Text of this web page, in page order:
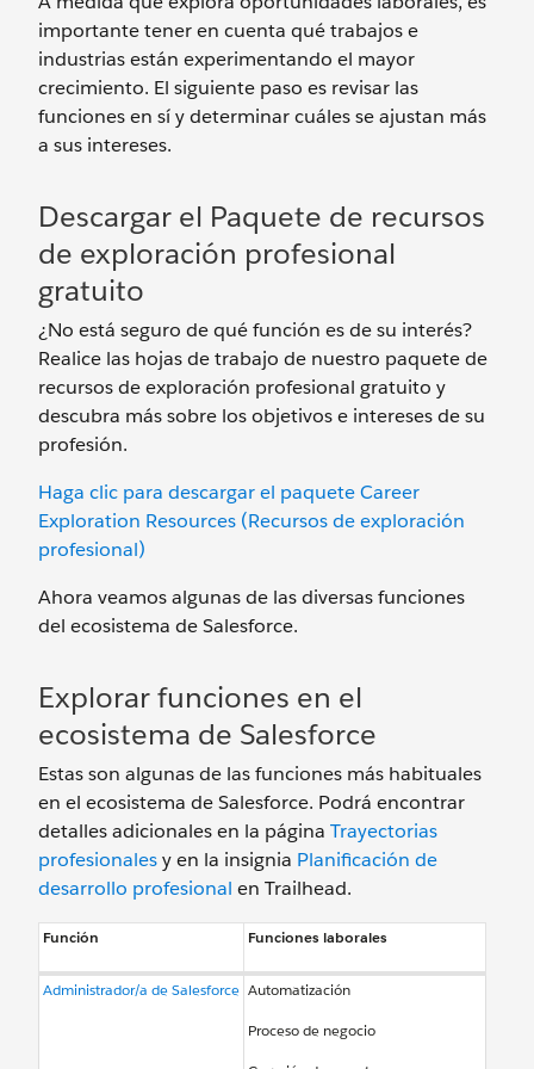
importante tener en cuenta qué trabajos e
industrias están experimentando el mayor
crecimiento. El siguiente paso es revisar las
funciones en sí y determinar cuáles se ajustan más
a sus intereses.
Descargar el Paquete de recursos
de exploración profesional
gratuito
¿No está seguro de qué función es de su interés?
Realice las hojas de trabajo de nuestro paquete de
recursos de exploración profesional gratuito y
descubra más sobre los objetivos e intereses de su
profesión.
Haga clic para descargar el paquete Career
Exploration Resources (Recursos de exploración
profesional)
Ahora veamos algunas de las diversas funciones
del ecosistema de Salesforce.
Explorar funciones en el
ecosistema de Salesforce
Estas son algunas de las funciones más habituales
en el ecosistema de Salesforce. Podrá encontrar
detalles adicionales en la página Trayectorias
profesionalesy en la insignia Planificación de
desarrollo profesional en Trailhead.
Función Funciones laborales
Administrador/a de Salesforce Automatización
Proceso de negocio